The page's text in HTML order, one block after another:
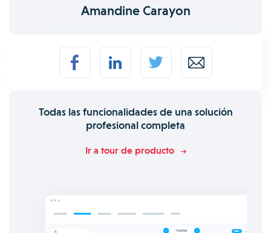
Amandine Carayon
Todas las funcionalidades de una solución
profesional completa
Ir a tour de producto